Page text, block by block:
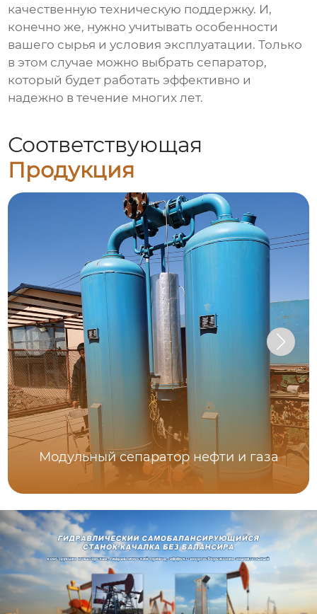
качественную техническую поддержку. И,
конечно же, нужно учитывать особенности
вашего сырья и условия эксплуатации. Только
в этом случае можно выбрать сепаратор,
который будет работать эффективно и
надежно в течение многих лет.
Соответствующая
Продукция
Модульный сепаратор нефти и газа